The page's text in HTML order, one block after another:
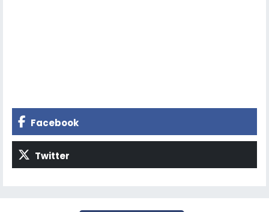
Facebook
Twitter